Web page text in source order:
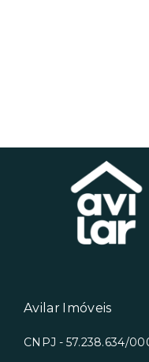
Avilar Imóveis
CNPJ - 57.238.634/